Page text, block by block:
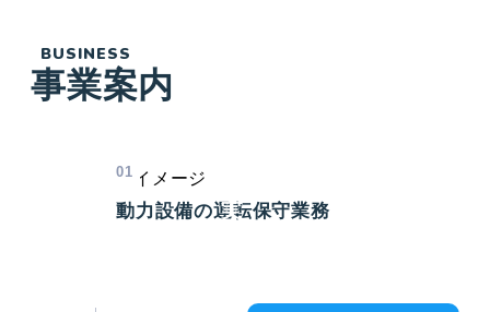
BUSINESS
事業案内
01
動力設備の運転保守業務
実